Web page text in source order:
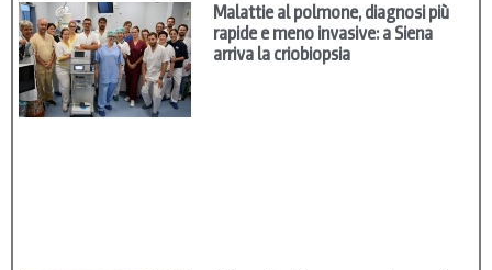
Malattie al polmone, diagnosi più
rapide e meno invasive: a Siena
arriva la criobiopsia